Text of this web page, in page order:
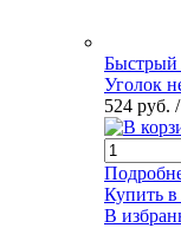
Быстрый
Уголок
524 руб.
Купить
В